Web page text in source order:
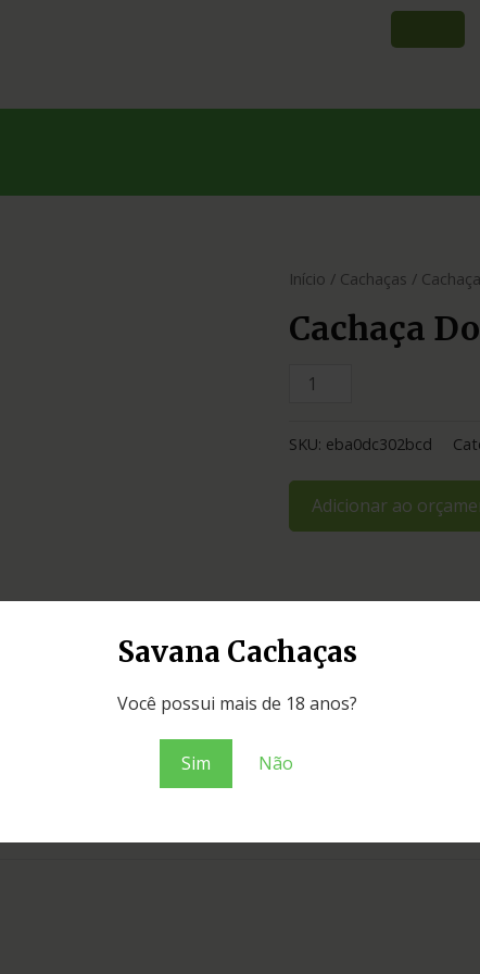
Savana Cachaças
Você possui mais de 18 anos?
Sim Não
Início / Cachaças /
Cachaça
SKU: eba0dc302bcd
Adicionar ao